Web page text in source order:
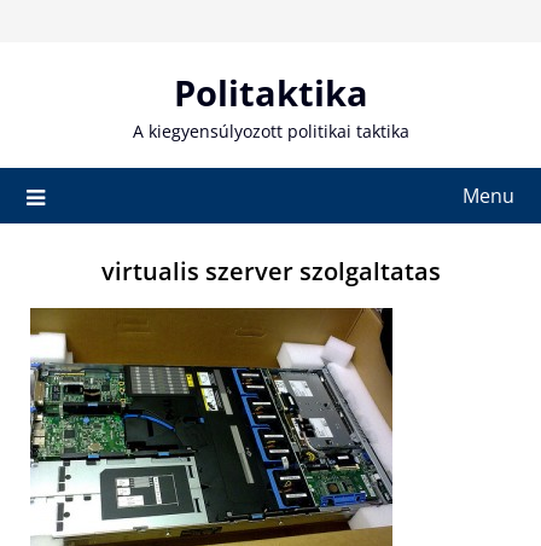
Politaktika
A kiegyensúlyozott politikai taktika
Menu
virtualis szerver szolgaltatas